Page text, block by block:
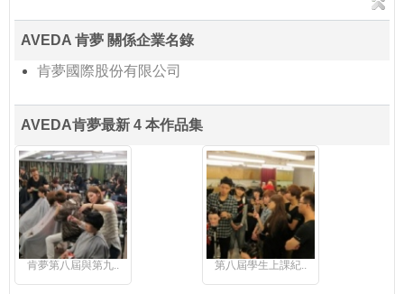
AVEDA 肯夢 關係企業名錄
肯夢國際股份有限公司
AVEDA肯夢最新 4 本作品集
肯夢第八屆與第九.. 第八屆學生上課紀..